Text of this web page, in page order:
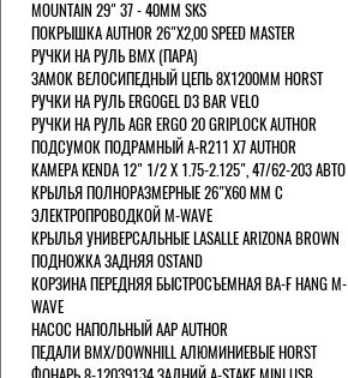
MOUNTAIN 29" 37 - 40ММ SKS
ПОКРЫШКА AUTHOR 26"Х2,00 SPEED MASTER
РУЧКИ НА РУЛЬ BMX (ПАРА)
ЗАМОК ВЕЛОCИПЕДНЫЙ ЦЕПЬ 8Х1200ММ HORST
РУЧКИ НА РУЛЬ ERGOGEL D3 BAR VELO
РУЧКИ НА РУЛЬ AGR ERGO 20 GRIPLOCK AUTHOR
ПОДСУМОК ПОДРАМНЫЙ A-R211 X7 AUTHOR
КАМЕРА KENDA 12" 1/2 Х 1.75-2.125", 47/62-203 АВТО
КРЫЛЬЯ ПОЛНОРАЗМЕРНЫЕ 26"Х60 ММ С
ЭЛЕКТРОПРОВОДКОЙ M-WAVE
КРЫЛЬЯ УНИВЕРСАЛЬНЫЕ LASALLE ARIZONA BROWN
ПОДНОЖКА ЗАДНЯЯ OSTAND
КОРЗИНА ПЕРЕДНЯЯ БЫСТРОСЪЕМНАЯ BA-F HANG M-
WAVE
НАСОС НАПОЛЬНЫЙ AAP AUTHOR
ПЕДАЛИ BMX/DOWNHILL АЛЮМИНИЕВЫЕ HORST